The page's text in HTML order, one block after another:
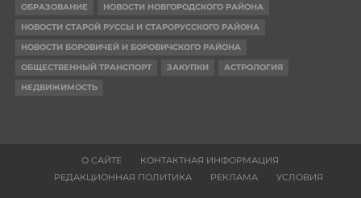
ОБРАЗОВАНИЕ
НОВОСТИ НОВГОРОДСКОГО РАЙОНА
НОВОСТИ СТАРОЙ РУССЫ И СТАРОРУССКОГО РАЙОНА
НОВОСТИ БОРОВИЧЕЙ И БОРОВИЧСКОГО РАЙОНА
ОБЩЕСТВЕННЫЙ ТРАНСПОРТ
ЗАКУПКИ
АСТРОЛОГИЯ
НЕДВИЖИМОСТЬ
О САЙТЕ
КОНТАКТНАЯ ИНФОРМАЦИЯ
РЕДАКЦИОННАЯ ПОЛИТИКА
РЕКЛАМА УСЛОВИЯ